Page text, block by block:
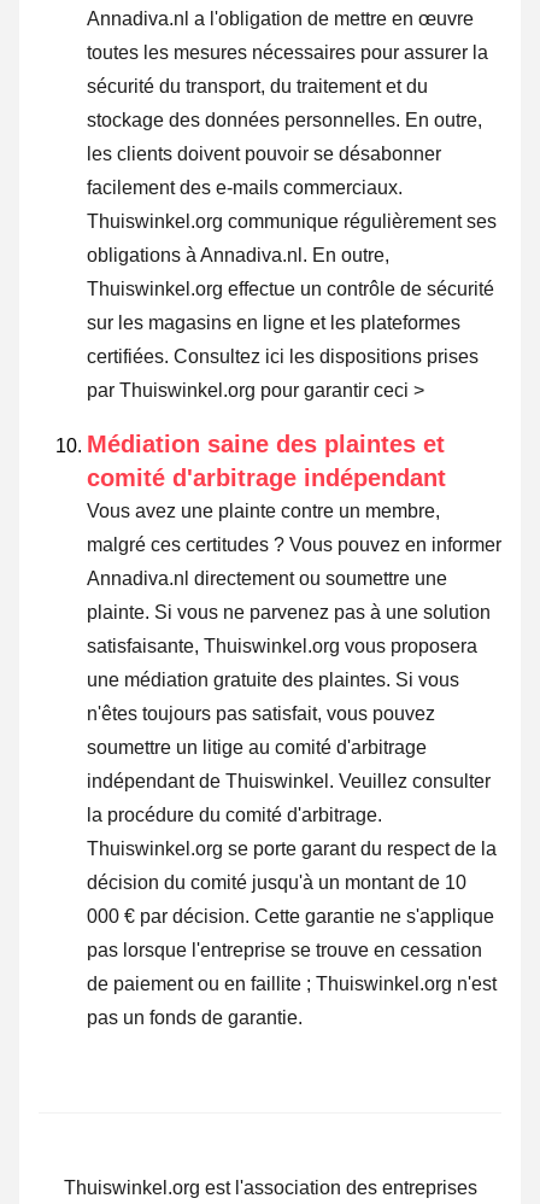
Annadiva.nl a l'obligation de mettre en œuvre
toutes les mesures nécessaires pour assurer la
sécurité du transport, du traitement et du
stockage des données personnelles. En outre,
les clients doivent pouvoir se désabonner
facilement des e-mails commerciaux.
Thuiswinkel.org communique régulièrement ses
obligations à Annadiva.nl. En outre,
Thuiswinkel.org effectue un contrôle de sécurité
sur les magasins en ligne et les plateformes
certifiées. Consultez ici les dispositions prises
par Thuiswinkel.org pour garantir ceci >
Médiation saine des plaintes et
comité d'arbitrage indépendant
Vous avez une plainte contre un membre,
malgré ces certitudes ? Vous pouvez en informer
Annadiva.nl directement ou soumettre une
plainte. Si vous ne parvenez pas à une solution
satisfaisante, Thuiswinkel.org vous proposera
une médiation gratuite des plaintes. Si vous
n'êtes toujours pas satisfait, vous pouvez
soumettre un litige au comité d'arbitrage
indépendant de Thuiswinkel. Veuillez consulter
la procédure du comité d'arbitrage.
Thuiswinkel.org se porte garant du respect de la
décision du comité jusqu'à un montant de 10
000 € par décision. Cette garantie ne s'applique
pas lorsque l'entreprise se trouve en cessation
de paiement ou en faillite ; Thuiswinkel.org n'est
pas un fonds de garantie.
Thuiswinkel.org est l'association des entreprises